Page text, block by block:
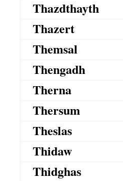
Thazdthayth
Thazert
Themsal
Thengadh
Therna
Thersum
Theslas
Thidaw
Thidghas